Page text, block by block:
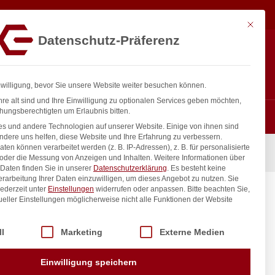
Gelb, 450x300x(H)13mm
inkl. / exkl. MwSt.
9,79€ exkl. MwSt. In den Warenkorb
Mit
Datenschutz-Präferenz
bevor Sie unsere Website weiter besuchen können.
alt sind und Ihre Einwilligung zu optionalen Services geben möchten,
um Erlaubnis bitten.
und andere Technologien auf unserer Website. Einige von ihnen sind
uns helfen, diese Website und Ihre Erfahrung zu verbessern.
können verarbeitet werden (z. B. IP-Adressen), z. B. für personalisierte
die Messung von Anzeigen und Inhalten. Weitere Informationen über
finden Sie in unserer Datenschutzerklärung. Es besteht keine
Ihrer Daten einzuwilligen, um dieses Angebot zu nutzen. Sie
unter Einstellungen widerrufen oder anpassen. Bitte beachten Sie,
Einstellungen möglicherweise nicht alle Funktionen der Website
Service-Gruppen, für die eine Einwilligung erteilt werden kann.
Marketing Externe Medien
Einwilligung speichern